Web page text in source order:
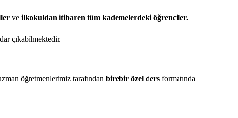
ve ilkokuldan itibaren tüm kademelerdeki öğrenciler.
çıkabilmektedir.
öğretmenlerimiz tarafından birebir özel ders formatında